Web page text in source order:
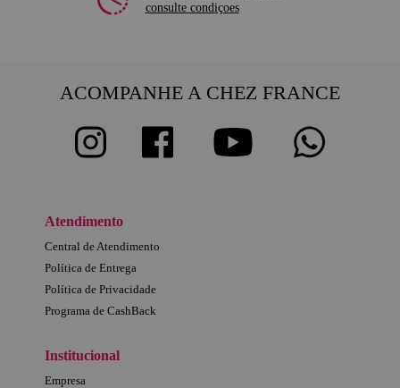
consulte condiçoes
ACOMPANHE A CHEZ FRANCE
Atendimento
Central de Atendimento
Política de Entrega
Política de Privacidade
Programa de CashBack
Institucional
Empresa